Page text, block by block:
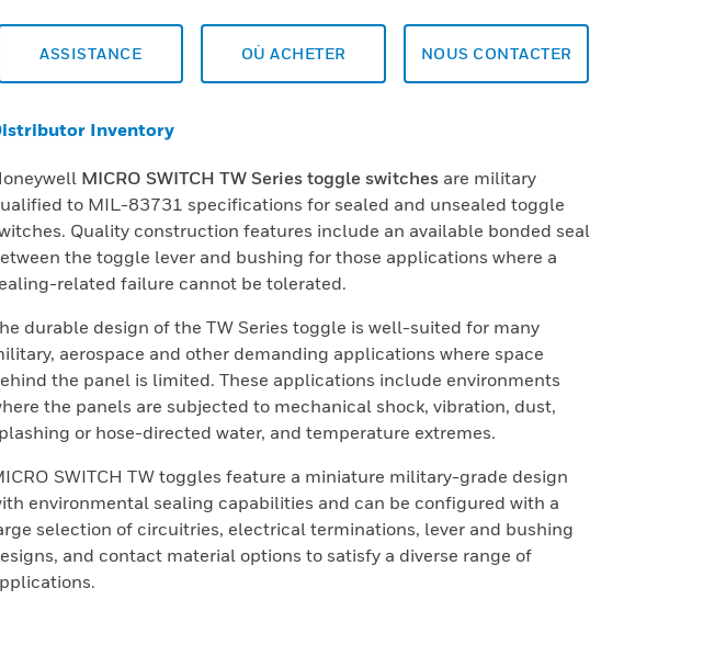
ASSISTANCE OÙ ACHETER NOUS CONTACTER
Inventory
MICRO SWITCH TW Series toggle switches are military
to MIL-83731 specifications for sealed and unsealed toggle
Quality construction features include an available bonded seal
the toggle lever and bushing for those applications where a
related failure cannot be tolerated.
durable design of the TW Series toggle is well-suited for many
aerospace and other demanding applications where space
the panel is limited. These applications include environments
the panels are subjected to mechanical shock, vibration, dust,
or hose-directed water, and temperature extremes.
SWITCH TW toggles feature a miniature military-grade design
environmental sealing capabilities and can be configured with a
selection of circuitries, electrical terminations, lever and bushing
and contact material options to satisfy a diverse range of